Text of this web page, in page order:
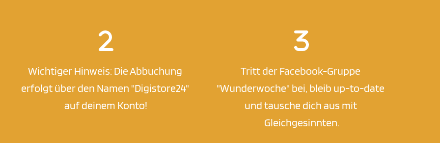
Wichtiger Hinweis: Die Abbuchung
erfolgt über den Namen "Digistore24"
auf deinem Konto!
Tritt der Facebook-Gruppe
"Wunderwoche" bei, bleib up-to-date
und tausche dich aus mit
Gleichgesinnten.